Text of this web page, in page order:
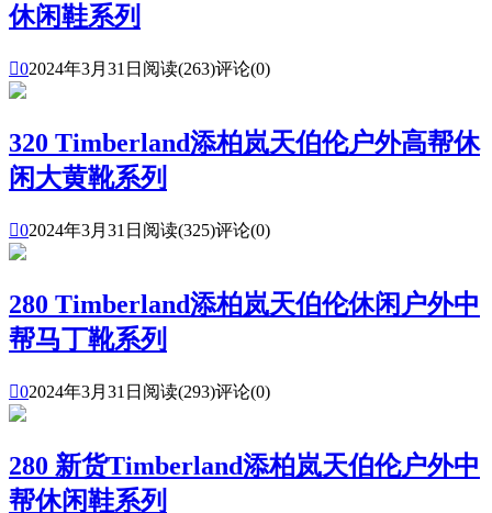
休闲鞋系列
02024年3月31日 阅读(263)评论(0)
320 Timberland添柏岚天伯伦户外高帮休
闲大黄靴系列
02024年3月31日 阅读(325)评论(0)
280 Timberland添柏岚天伯伦休闲户外中
帮马丁靴系列
02024年3月31日 阅读(293)评论(0)
280 新货Timberland添柏岚天伯伦户外中
帮休闲鞋系列